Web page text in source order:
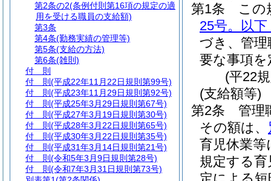
第1条
この
25号。以
づき、管理
要な事項
(平22
(支給額等)
第2条
管理
その額は、
育児休業
規定する
第2条の2(条例付則第16項の規定の適
用を受ける職員の支給額)
第3条
第4条(勤務実績の管理等)
第5条(支給の方法)
第6条(雑則)
付 則
付 則 (平成22年11月22日規則第99号)
付 則 (平成23年11月29日規則第92号)
付 則 (平成25年3月29日規則第67号)
付 則 (平成27年3月19日規則第30号)
付 則 (平成28年3月22日規則第65号)
付 則 (平成30年3月22日規則第35号)
付 則 (平成31年3月14日規則第21号)
付 則 (令和5年3月9日規則第28号)
付 則 (令和7年3月31日規則第73号)